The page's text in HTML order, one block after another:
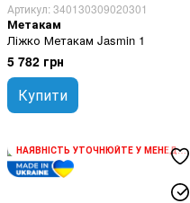
Артикул: 340130309020301
Метакам
Ліжко Метакам Jasmin 1
5 782 грн
Купити
НАЯВНІСТЬ УТОЧНЮЙТЕ У МЕНЕДЖЕРА